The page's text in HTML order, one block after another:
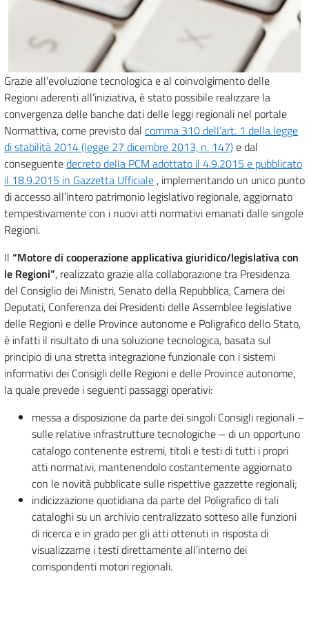
Grazie all’evoluzione tecnologica e al coinvolgimento delle
Regioni aderenti all’iniziativa, è stato possibile realizzare la
convergenza delle banche dati delle leggi regionali nel portale
Normattiva, come previsto dal comma 310 dell’art. 1 della legge
di stabilità 2014 (legge 27 dicembre 2013, n. 147)e dal
conseguentedecreto della PCM adottato il 4.9.2015 e pubblicato
il 18.9.2015 in Gazzetta Ufficiale , implementando un unico punto
di accesso all’intero patrimonio legislativo regionale, aggiornato
tempestivamente con i nuovi atti normativi emanati dalle singole
Regioni.
Il “Motore di cooperazione applicativa giuridico/legislativa con
le Regioni”, realizzato grazie alla collaborazione tra Presidenza
del Consiglio dei Ministri, Senato della Repubblica, Camera dei
Deputati, Conferenza dei Presidenti delle Assemblee legislative
delle Regioni e delle Province autonome e Poligrafico dello Stato,
è infatti il risultato di una soluzione tecnologica, basata sul
principio di una stretta integrazione funzionale con i sistemi
informativi dei Consigli delle Regioni e delle Province autonome,
la quale prevede i seguenti passaggi operativi:
messa a disposizione da parte dei singoli Consigli regionali –
sulle relative infrastrutture tecnologiche – di un opportuno
catalogo contenente estremi, titoli e testi di tutti i propri
atti normativi, mantenendolo costantemente aggiornato
con le novità pubblicate sulle rispettive gazzette regionali;
indicizzazione quotidiana da parte del Poligrafico di tali
cataloghi su un archivio centralizzato sotteso alle funzioni
di ricerca e in grado per gli atti ottenuti in risposta di
visualizzarne i testi direttamente all’interno dei
corrispondenti motori regionali.